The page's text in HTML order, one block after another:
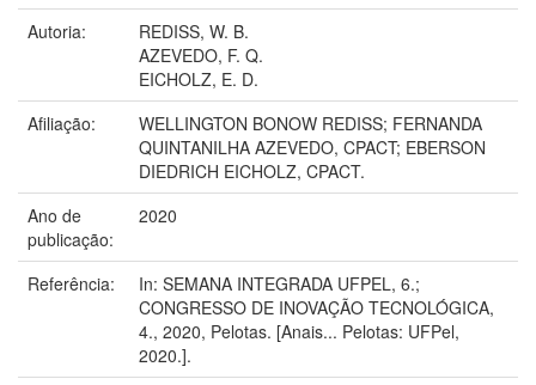
Autoria:
REDISS, W. B.
AZEVEDO, F. Q.
EICHOLZ, E. D.
Afiliação:
WELLINGTON BONOW REDISS; FERNANDA
QUINTANILHA AZEVEDO, CPACT; EBERSON
DIEDRICH EICHOLZ, CPACT.
Ano de
publicação:
2020
Referência:
In: SEMANA INTEGRADA UFPEL, 6.;
CONGRESSO DE INOVAÇÃO TECNOLÓGICA,
4., 2020, Pelotas. [Anais... Pelotas: UFPel,
2020.].